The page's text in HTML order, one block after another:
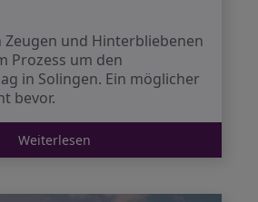
Zeugen und Hinterbliebenen
Prozess um den
in Solingen. Ein möglicher
bevor.
Weiterlesen